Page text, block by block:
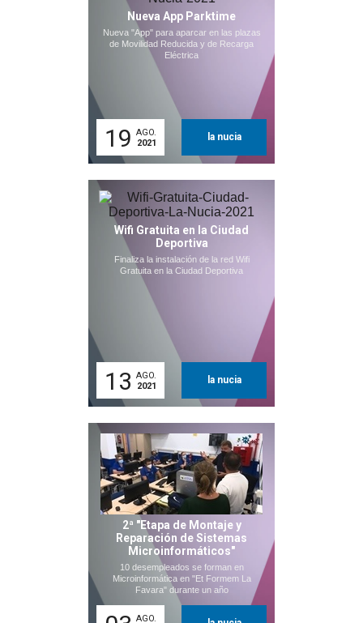
Nueva App Parktime
Nueva "App" para aparcar en las plazas
de Movilidad Reducida y de Recarga
Eléctrica
19 AGO.
2021
la nucia
Wifi Gratuita en la Ciudad
Deportiva
Finaliza la instalación de la red Wifi
Gratuita en la Ciudad Deportiva
13 AGO.
2021
la nucia
2ª "Etapa de Montaje y
Reparación de Sistemas
Microinformáticos"
10 desempleados se forman en
Microinformática en "Et Formem La
Favara" durante un año
AGO.